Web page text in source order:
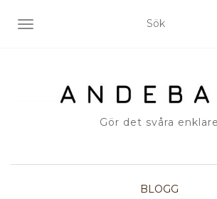
SLÅ PÅ/AV NAVIGERING
Gör det svåra enklare
BLOGG